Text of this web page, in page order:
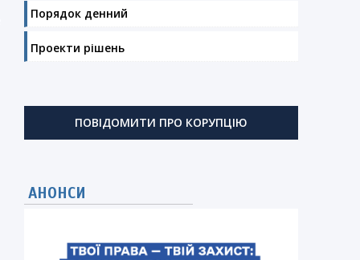
Порядок денний
Проекти рішень
ПОВІДОМИТИ ПРО КОРУПЦІЮ
АНОНСИ